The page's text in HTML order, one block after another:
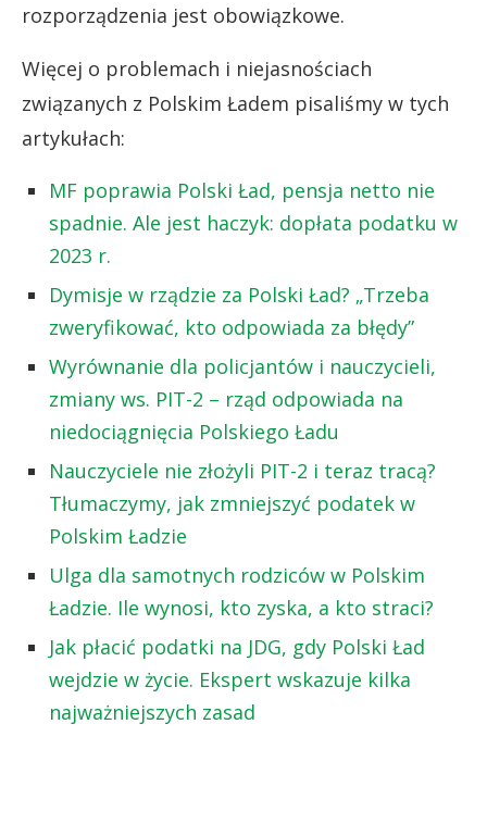
rozporządzenia jest obowiązkowe.
Więcej o problemach i niejasnościach
związanych z Polskim Ładem pisaliśmy w tych
artykułach:
MF poprawia Polski Ład, pensja netto nie
spadnie. Ale jest haczyk: dopłata podatku w
2023 r.
Dymisje w rządzie za Polski Ład? „Trzeba
zweryfikować, kto odpowiada za błędy”
Wyrównanie dla policjantów i nauczycieli,
zmiany ws. PIT-2 – rząd odpowiada na
niedociągnięcia Polskiego Ładu
Nauczyciele nie złożyli PIT-2 i teraz tracą?
Tłumaczymy, jak zmniejszyć podatek w
Polskim Ładzie
Ulga dla samotnych rodziców w Polskim
Ładzie. Ile wynosi, kto zyska, a kto straci?
Jak płacić podatki na JDG, gdy Polski Ład
wejdzie w życie. Ekspert wskazuje kilka
najważniejszych zasad